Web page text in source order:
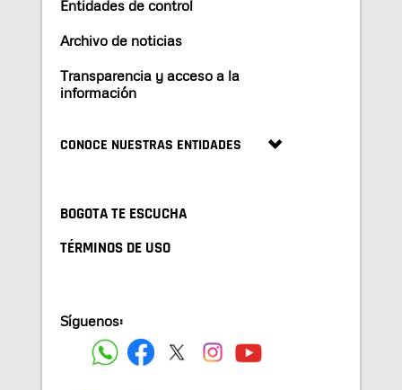
Entidades de control
Archivo de noticias
Transparencia y acceso a la
información
CONOCE NUESTRAS ENTIDADES
BOGOTA TE ESCUCHA
TÉRMINOS DE USO
Síguenos: